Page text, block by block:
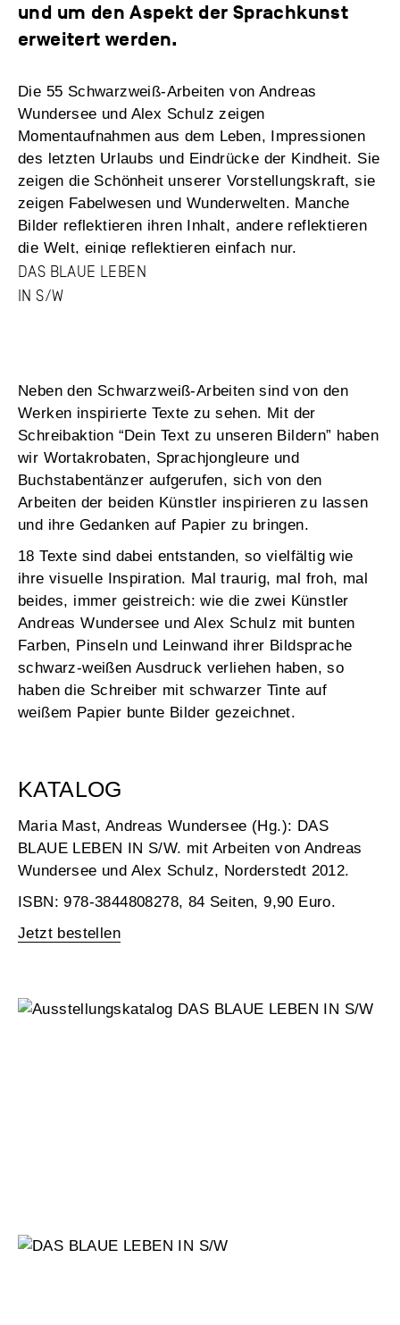
und um den Aspekt der Sprachkunst
erweitert werden.
Die 55 Schwarzweiß-Arbeiten von Andreas
Wundersee und Alex Schulz zeigen
Momentaufnahmen aus dem Leben, Impressionen
des letzten Urlaubs und Eindrücke der Kindheit. Sie
zeigen die Schönheit unserer Vorstellungskraft, sie
zeigen Fabelwesen und Wunderwelten. Manche
Bilder reflektieren ihren Inhalt, andere reflektieren
die Welt, einige reflektieren einfach nur.
DAS BLAUE LEBEN
IN S/W
Neben den Schwarzweiß-Arbeiten sind von den
Werken inspirierte Texte zu sehen. Mit der
Schreibaktion “Dein Text zu unseren Bildern” haben
wir Wortakrobaten, Sprachjongleure und
Buchstabentänzer aufgerufen, sich von den
Arbeiten der beiden Künstler inspirieren zu lassen
und ihre Gedanken auf Papier zu bringen.
18 Texte sind dabei entstanden, so vielfältig wie
ihre visuelle Inspiration. Mal traurig, mal froh, mal
beides, immer geistreich: wie die zwei Künstler
Andreas Wundersee und Alex Schulz mit bunten
Farben, Pinseln und Leinwand ihrer Bildsprache
schwarz-weißen Ausdruck verliehen haben, so
haben die Schreiber mit schwarzer Tinte auf
weißem Papier bunte Bilder gezeichnet.
KATALOG
Maria Mast, Andreas Wundersee (Hg.): DAS
BLAUE LEBEN IN S/W. mit Arbeiten von Andreas
Wundersee und Alex Schulz, Norderstedt 2012.
ISBN: 978-3844808278, 84 Seiten, 9,90 Euro.
Jetzt bestellen